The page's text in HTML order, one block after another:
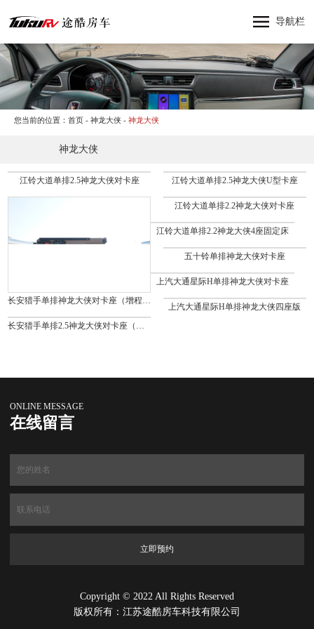
导航栏
神行太保
神龙大侠
十三太保
东风猛士
纵横四海
关于途酷房车
品牌活动
您当前的位置：首页-神龙大侠 -神龙大侠
神龙大侠
江铃大道单排2.5神龙大侠对卡座 江铃大道单排2.5神龙大侠U型卡座
长安猎手单排神龙大侠对卡座（增程新能源）
江铃大道单排2.2神龙大侠对卡座
江铃大道单排2.2神龙大侠4座固定床
五十铃单排神龙大侠对卡座
上汽大通星际H单排神龙大侠对卡座
上汽大通星际H单排神龙大侠四座版
长安猎手单排2.5神龙大侠对卡座（增程新能源）
ONLINE MESSAGE
在线留言
Copyright © 2022 All Rights Reserved
版权所有：江苏途酷房车科技有限公司